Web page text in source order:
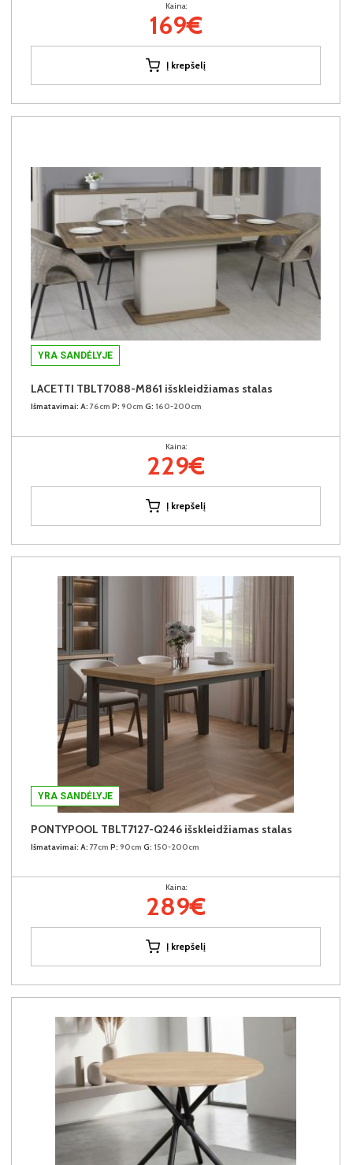
Kaina:
169€
Į krepšelį
YRA SANDĖLYJE
LACETTI TBLT7088-M861 išskleidžiamas stalas
Išmatavimai: A: 76cm P: 90cm G: 160-200cm
Kaina:
229€
Į krepšelį
YRA SANDĖLYJE
PONTYPOOL TBLT7127-Q246 išskleidžiamas stalas
Išmatavimai: A: 77cm P: 90cm G: 150-200cm
Kaina:
289€
Į krepšelį